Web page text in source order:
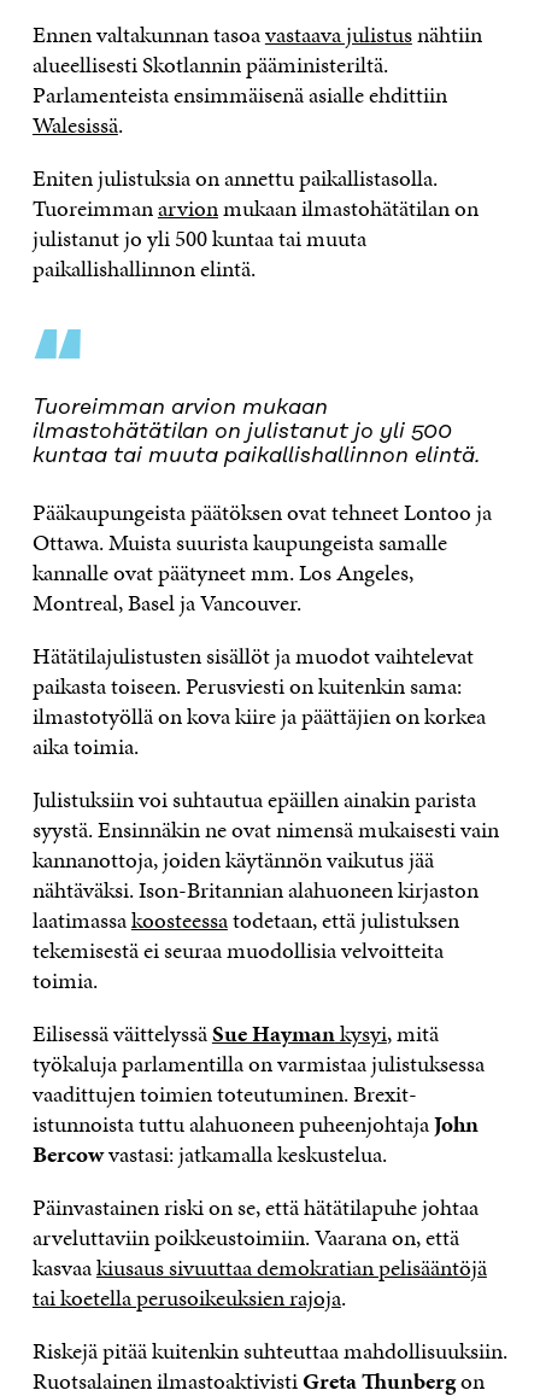
Ennen valtakunnan tasoavastaava julistusnähtiin
alueellisesti Skotlannin pääministeriltä.
Parlamenteista ensimmäisenä asialle ehdittiin
Walesissä.
Eniten julistuksia on annettu paikallistasolla.
Tuoreimmanarvionmukaan ilmastohätätilan on
julistanut jo yli 500 kuntaa tai muuta
paikallishallinnon elintä.
“
Tuoreimman arvion mukaan
ilmastohätätilan on julistanut jo yli 500
kuntaa tai muuta paikallishallinnon elintä.
Pääkaupungeista päätöksen ovat tehneet Lontoo ja
Ottawa. Muista suurista kaupungeista samalle
kannalle ovat päätyneet mm. Los Angeles,
Montreal, Basel ja Vancouver.
Hätätilajulistusten sisällöt ja muodot vaihtelevat
paikasta toiseen. Perusviesti on kuitenkin sama:
ilmastotyöllä on kova kiire ja päättäjien on korkea
aika toimia.
Julistuksiin voi suhtautua epäillen ainakin parista
syystä. Ensinnäkin ne ovat nimensä mukaisesti vain
kannanottoja, joiden käytännön vaikutus jää
nähtäväksi. Ison-Britannian alahuoneen kirjaston
laatimassakoosteessatodetaan, että julistuksen
tekemisestä ei seuraa muodollisia velvoitteita
toimia.
Eilisessä väittelyssäSue Haymankysyi, mitä
työkaluja parlamentilla on varmistaa julistuksessa
vaadittujen toimien toteutuminen. Brexit-
istunnoista tuttu alahuoneen puheenjohtajaJohn
Bercowvastasi: jatkamalla keskustelua.
Päinvastainen riski on se, että hätätilapuhe johtaa
arveluttaviin poikkeustoimiin. Vaarana on, että
kasvaakiusaus sivuuttaa demokratian pelisääntöjä
tai koetella perusoikeuksien rajoja.
Riskejä pitää kuitenkin suhteuttaa mahdollisuuksiin.
Ruotsalainen ilmastoaktivistiGreta Thunbergon